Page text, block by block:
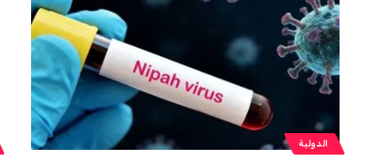
الدولية